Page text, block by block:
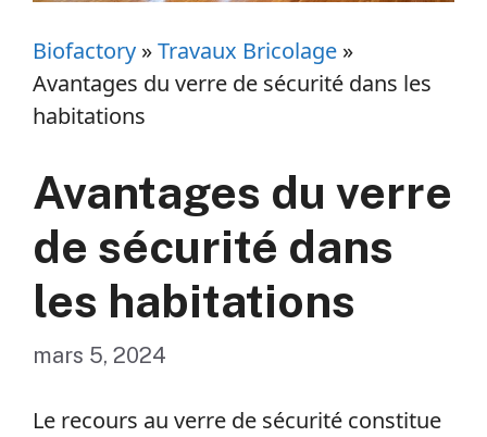
Biofactory »Travaux Bricolage »
Avantages du verre de sécurité dans les
habitations
Avantages du verre
de sécurité dans
les habitations
mars 5, 2024
Le recours au verre de sécurité constitue